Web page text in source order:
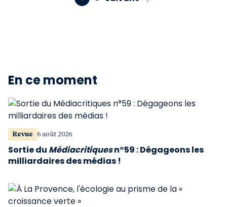
En ce moment
Revue 6 août 2026
Sortie du Médiacritiquesn°59 : Dégageons les
milliardaires des médias !